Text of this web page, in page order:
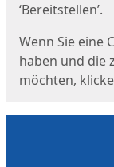
‘Bereitstellen’.
Wenn Sie eine
haben und die
möchten,